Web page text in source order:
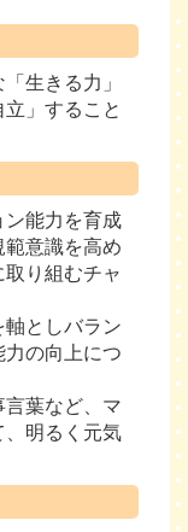
生きる力」
」すること
能力を育成
範意識を高め
り組むチャ
軸としバラン
力の向上につ
言葉など、マ
明るく元気